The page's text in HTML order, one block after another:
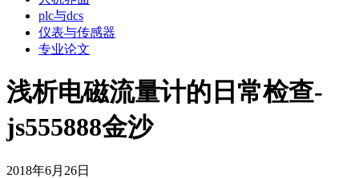
plc与dcs
仪表与传感器
专业论文
浅析电磁流量计的日常检查-
js555888金沙
2018年6月26日